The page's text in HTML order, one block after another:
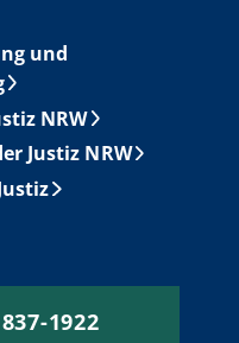
und
NRW
Justiz NRW
1922